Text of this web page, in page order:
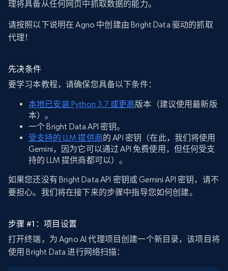
理将具备从任何网页中抓取数据的能力。
请按照以下说明在 Agno 中创建由 Bright Data 驱动的抓取
代理！
先决条件
要学习本教程，请确保您具备以下条件：
本地已安装 Python 3.7 或更高版本（建议使用最新版
本）。
一个 Bright Data API 密钥。
受支持的 LLM 提供商的 API 密钥（在此，我们将使用
Gemini，因为它可以通过 API 免费使用，但任何受支
持的 LLM 提供商都可以）。
如果您还没有 Bright Data API 密钥或 Gemini API 密钥，请不
要担心。我们将在接下来的步骤中指导您如何创建。
步骤 #1：项目设置
打开终端，为 Agno AI 代理项目创建一个新目录，该项目将
使用 Bright Data 进行网络扫描：